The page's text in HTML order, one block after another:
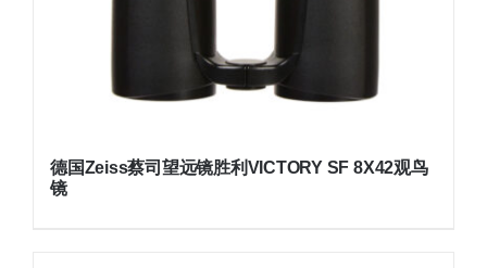
德国Zeiss蔡司望远镜胜利VICTORY SF 8X42观鸟
镜